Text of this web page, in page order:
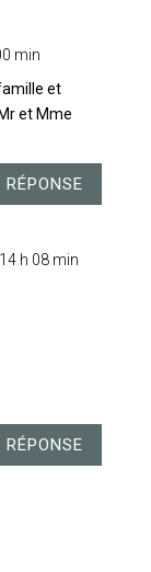
min
et
et Mme
RÉPONSE
h 08 min
RÉPONSE